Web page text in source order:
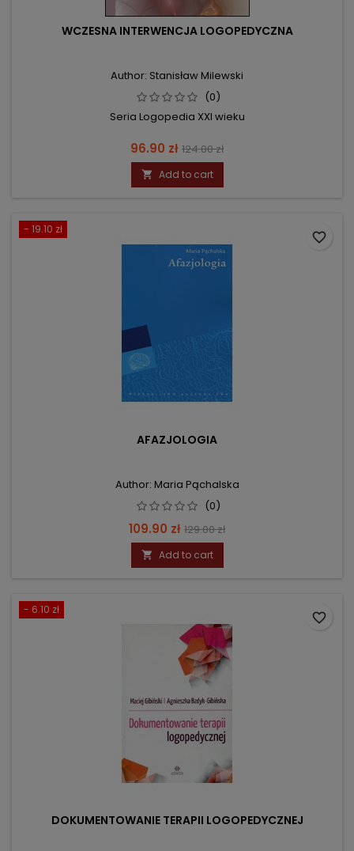
WCZESNA INTERWENCJA LOGOPEDYCZNA
Author: Stanisław Milewski
(0)
Seria Logopedia XXI wieku
Price
96.90 zł Regular
price
124.00 zł
 Add to cart
- 19.10 zł
AFAZJOLOGIA
Author: Maria Pąchalska
(0)
Price
109.90 zł Regular
price
129.00 zł
 Add to cart
favorite_border
- 6.10 zł
DOKUMENTOWANIE TERAPII LOGOPEDYCZNEJ
favorite_border